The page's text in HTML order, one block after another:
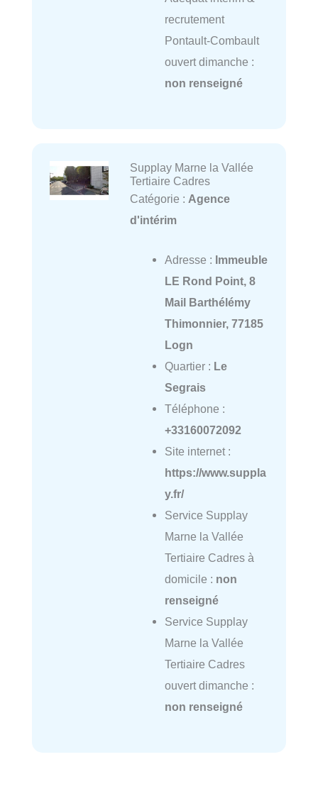
recrutement
Pontault-Combault
ouvert dimanche :
non renseigné
Supplay Marne la Vallée
Tertiaire Cadres
Catégorie : Agence
d'intérim
Adresse : Immeuble
LE Rond Point, 8
Mail Barthélémy
Thimonnier, 77185
Logn
Quartier : Le
Segrais
Téléphone :
+33160072092
Site internet :
https://www.suppla
y.fr/
Service Supplay
Marne la Vallée
Tertiaire Cadres à
domicile : non
renseigné
Service Supplay
Marne la Vallée
Tertiaire Cadres
ouvert dimanche :
non renseigné